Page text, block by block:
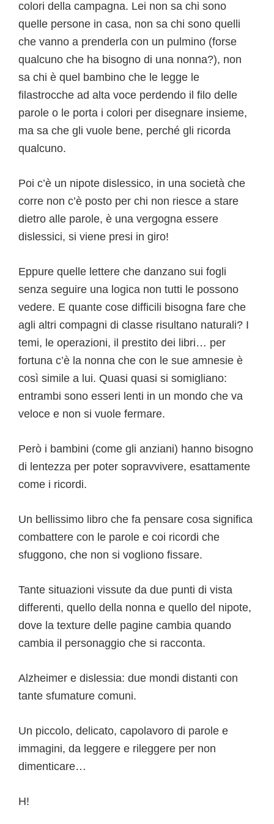
colori della campagna. Lei non sa chi sono
quelle persone in casa, non sa chi sono quelli
che vanno a prenderla con un pulmino (forse
qualcuno che ha bisogno di una nonna?), non
sa chi è quel bambino che le legge le
filastrocche ad alta voce perdendo il filo delle
parole o le porta i colori per disegnare insieme,
ma sa che gli vuole bene, perché gli ricorda
qualcuno.
Poi c’è un nipote dislessico, in una società che
corre non c’è posto per chi non riesce a stare
dietro alle parole, è una vergogna essere
dislessici, si viene presi in giro!
Eppure quelle lettere che danzano sui fogli
senza seguire una logica non tutti le possono
vedere. E quante cose difficili bisogna fare che
agli altri compagni di classe risultano naturali? I
temi, le operazioni, il prestito dei libri… per
fortuna c’è la nonna che con le sue amnesie è
così simile a lui. Quasi quasi si somigliano:
entrambi sono esseri lenti in un mondo che va
veloce e non si vuole fermare.
Però i bambini (come gli anziani) hanno bisogno
di lentezza per poter sopravvivere, esattamente
come i ricordi.
Un bellissimo libro che fa pensare cosa significa
combattere con le parole e coi ricordi che
sfuggono, che non si vogliono fissare.
Tante situazioni vissute da due punti di vista
differenti, quello della nonna e quello del nipote,
dove la texture delle pagine cambia quando
cambia il personaggio che si racconta.
Alzheimer e dislessia: due mondi distanti con
tante sfumature comuni.
Un piccolo, delicato, capolavoro di parole e
immagini, da leggere e rileggere per non
dimenticare…
H!